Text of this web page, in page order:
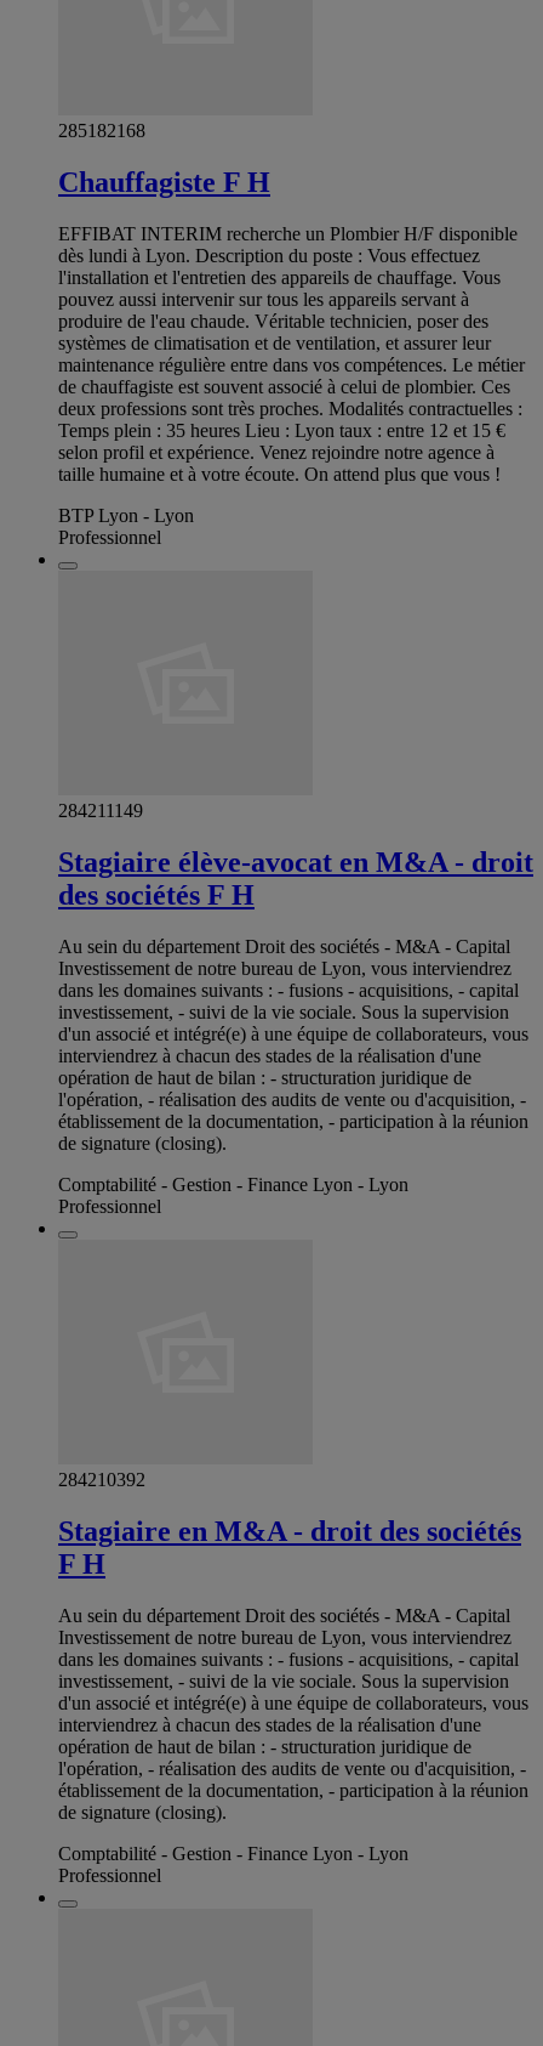
285182168
Chauffagiste F H
EFFIBAT INTERIM recherche un Plombier H/F disponible
dès lundi à Lyon. Description du poste : Vous effectuez
l'installation et l'entretien des appareils de chauffage. Vous
pouvez aussi intervenir sur tous les appareils servant à
produire de l'eau chaude. Véritable technicien, poser des
systèmes de climatisation et de ventilation, et assurer leur
maintenance régulière entre dans vos compétences. Le métier
de chauffagiste est souvent associé à celui de plombier. Ces
deux professions sont très proches. Modalités contractuelles :
Temps plein : 35 heures Lieu : Lyon taux : entre 12 et 15 €
selon profil et expérience. Venez rejoindre notre agence à
taille humaine et à votre écoute. On attend plus que vous !
BTP Lyon - Lyon
Professionnel
284211149
Stagiaire élève-avocat en M&A - droit
des sociétés F H
Au sein du département Droit des sociétés - M&A - Capital
Investissement de notre bureau de Lyon, vous interviendrez
dans les domaines suivants : - fusions - acquisitions, - capital
investissement, - suivi de la vie sociale. Sous la supervision
d'un associé et intégré(e) à une équipe de collaborateurs, vous
interviendrez à chacun des stades de la réalisation d'une
opération de haut de bilan : - structuration juridique de
l'opération, - réalisation des audits de vente ou d'acquisition, -
établissement de la documentation, - participation à la réunion
de signature (closing).
Comptabilité - Gestion - Finance Lyon - Lyon
Professionnel
284210392
Stagiaire en M&A - droit des sociétés
F H
Au sein du département Droit des sociétés - M&A - Capital
Investissement de notre bureau de Lyon, vous interviendrez
dans les domaines suivants : - fusions - acquisitions, - capital
investissement, - suivi de la vie sociale. Sous la supervision
d'un associé et intégré(e) à une équipe de collaborateurs, vous
interviendrez à chacun des stades de la réalisation d'une
opération de haut de bilan : - structuration juridique de
l'opération, - réalisation des audits de vente ou d'acquisition, -
établissement de la documentation, - participation à la réunion
de signature (closing).
Comptabilité - Gestion - Finance Lyon - Lyon
Professionnel